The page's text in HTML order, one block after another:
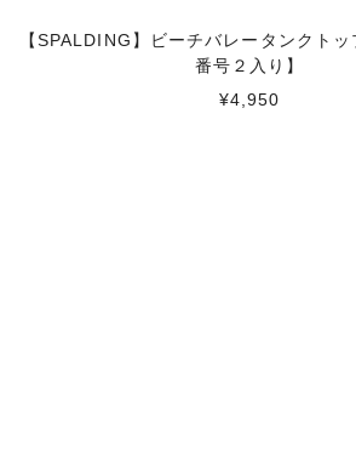
【SPALDING】ビーチバレータンクト
番号２入り】
¥4,950